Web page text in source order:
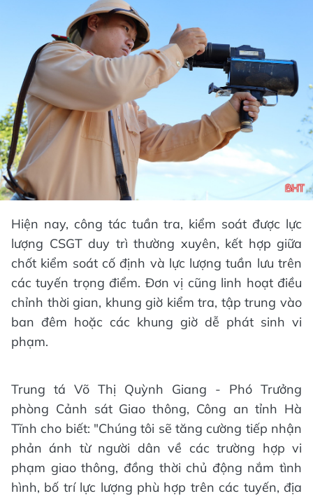
Hiện nay, công tác tuần tra, kiểm soát được lực
lượng CSGT duy trì thường xuyên, kết hợp giữa
chốt kiểm soát cố định và lực lượng tuần lưu trên
các tuyến trọng điểm. Đơn vị cũng linh hoạt điều
chỉnh thời gian, khung giờ kiểm tra, tập trung vào
ban đêm hoặc các khung giờ dễ phát sinh vi
phạm.
Trung tá Võ Thị Quỳnh Giang - Phó Trưởng
phòng Cảnh sát Giao thông, Công an tỉnh Hà
Tĩnh cho biết: "Chúng tôi sẽ tăng cường tiếp nhận
phản ánh từ người dân về các trường hợp vi
phạm giao thông, đồng thời chủ động nắm tình
hình, bố trí lực lượng phù hợp trên các tuyến, địa